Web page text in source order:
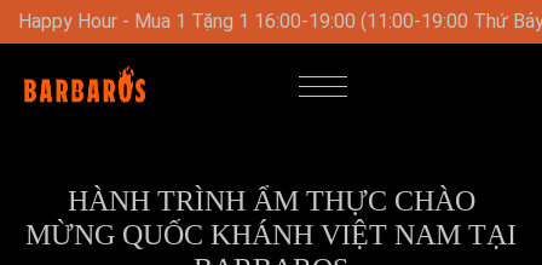
(11:00-19:00 Thứ Bảy-Chủ Nhật) Thực Đơn Trưa Đặc
HÀNH TRÌNH ẨM THỰC CHÀO
MỪNG QUỐC KHÁNH VIỆT NAM TẠI